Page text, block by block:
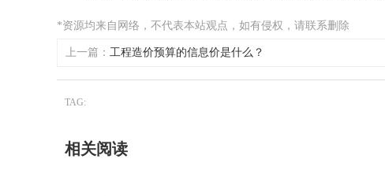
*资源均来自网络，不代表本站观点，如有侵权，请联系删除
上一篇： 工程造价预算的信息价是什么？
TAG:
相关阅读